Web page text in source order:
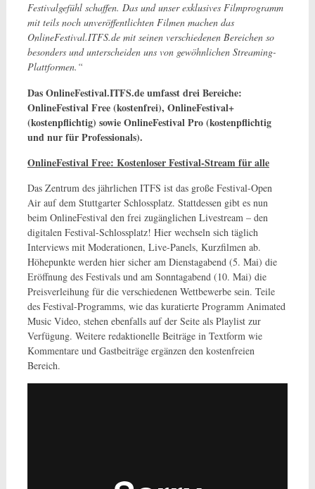
Festivalgefühl schaffen. Das und unser exklusives Filmprogramm
mit teils noch unveröffentlichten Filmen machen das
OnlineFestival.ITFS.de mit seinen verschiedenen Bereichen so
besonders und unterscheiden uns von gewöhnlichen Streaming-
Plattformen.“
Das OnlineFestival.ITFS.de umfasst drei Bereiche:
OnlineFestival Free (kostenfrei), OnlineFestival+
(kostenpflichtig) sowie OnlineFestival Pro (kostenpflichtig
und nur für Professionals).
OnlineFestival Free: Kostenloser Festival-Stream für alle
Das Zentrum des jährlichen ITFS ist das große Festival-Open
Air auf dem Stuttgarter Schlossplatz. Stattdessen gibt es nun
beim OnlineFestival den frei zugänglichen Livestream – den
digitalen Festival-Schlossplatz! Hier wechseln sich täglich
Interviews mit Moderationen, Live-Panels, Kurzfilmen ab.
Höhepunkte werden hier sicher am Dienstagabend (5. Mai) die
Eröffnung des Festivals und am Sonntagabend (10. Mai) die
Preisverleihung für die verschiedenen Wettbewerbe sein. Teile
des Festival-Programms, wie das kuratierte Programm Animated
Music Video, stehen ebenfalls auf der Seite als Playlist zur
Verfügung. Weitere redaktionelle Beiträge in Textform wie
Kommentare und Gastbeiträge ergänzen den kostenfreien
Bereich.